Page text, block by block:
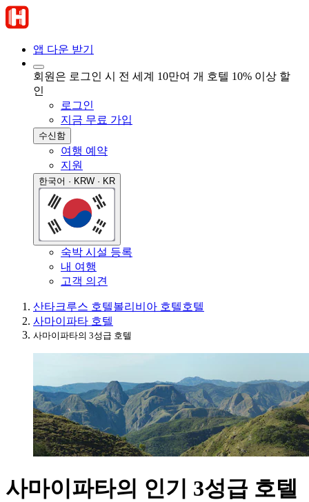
앱 다운 받기
회원은 로그인 시 전 세계 10만여 개 호텔 10% 이상 할
인
로그인
지금 무료 가입
수신함
여행 예약
지원
한국어 · KRW · KR
숙박 시설 등록
내 여행
고객 의견
산타크루스 호텔볼리비아 호텔호텔
사마이파타 호텔
사마이파타의 3성급 호텔
사마이파타의 인기 3성급 호텔